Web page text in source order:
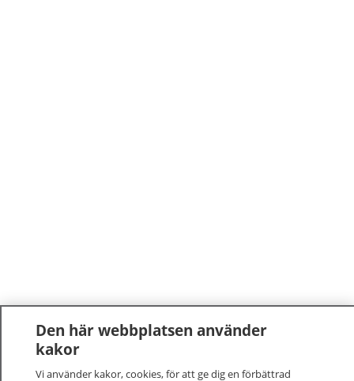
Den här webbplatsen använder
kakor
Vi använder kakor, cookies, för att ge dig en förbättrad